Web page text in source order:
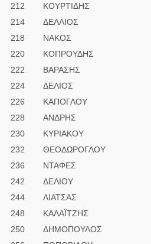
212
ΚΟΥΡΤΙΔΗΣ
214
ΔΕΛΛΙΟΣ
218
ΝΑΚΟΣ
220
ΚΟΠΡΟΥΔΗΣ
222
ΒΑΡΑΣΗΣ
224
ΔΕΛΙΟΣ
226
ΚΑΠΟΓΛΟΥ
228
ΑΝΔΡΗΣ
230
ΚΥΡΙΑΚΟΥ
232
ΘΕΟΔΩΡΟΓΛΟΥ
236
ΝΤΑΦΕΣ
242
ΔΕΛΙΟΥ
244
ΛΙΑΤΣΑΣ
248
ΚΑΛΑΪΤΖΗΣ
250
ΔΗΜΟΠΟΥΛΟΣ